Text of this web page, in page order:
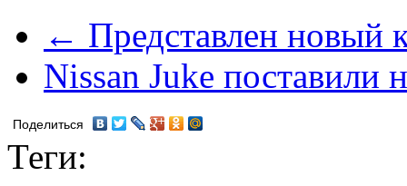
← Представлен новый
Nissan Juke
Поделиться
Теги: